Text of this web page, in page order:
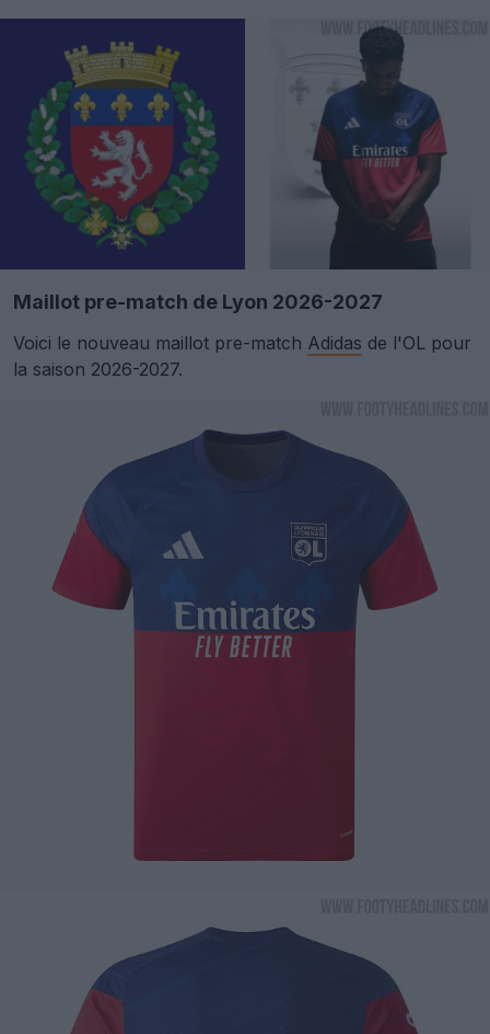
Maillot pre-match de Lyon 2026-2027
Voici le nouveau maillot pre-match Adidas de l'OL pour
la saison 2026-2027.